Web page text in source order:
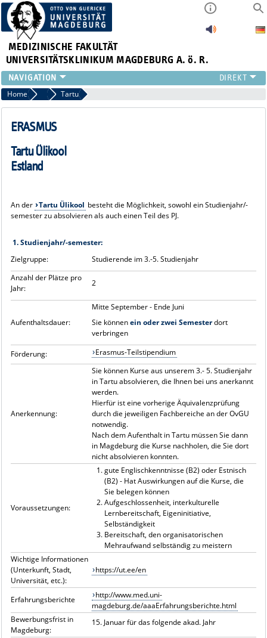
MEDIZINISCHE FAKULTÄT
UNIVERSITÄTSKLINIKUM MAGDEBURG A. ö. R.
INSTITUTE
KLINIKEN
ZENTRALE EINRICHTUNGEN
PRESSE
ÜBER UNS
Home Unsere Partneruniversitäten
Tartu
ERASMUS
Tartu Ülikool
Estland
An der Tartu Ülikool besteht die Möglichkeit, sowohl ein Studienjahr/-
semester zu absolvieren als auch einen Teil des PJ.
1. Studienjahr/-semester:
Zielgruppe:
Studierende im 3.-5. Studienjahr
Anzahl der Plätze pro
Jahr:
2
Aufenthaltsdauer:
Mitte September - Ende Juni
Sie könnenein oder zwei Semesterdort
verbringen
Förderung: Erasmus-Teilstipendium
Anerkennung:
Sie können Kurse aus unserem 3.- 5. Studienjahr
in Tartu absolvieren, die Ihnen bei uns anerkannt
werden.
Hierfür ist eine vorherige Äquivalenzprüfung
durch die jeweiligen Fachbereiche an der OvGU
notwendig.
Nach dem Aufenthalt in Tartu müssen Sie dann
in Magdeburg die Kurse nachholen, die Sie dort
nicht absolvieren konnten.
Voraussetzungen:
gute Englischkenntnisse (B2) oder Estnisch
(B2) - Hat Auswirkungen auf die Kurse, die
Sie belegen können
Aufgeschlossenheit, interkulturelle
Lernbereitschaft, Eigeninitiative,
Selbständigkeit
Bereitschaft, den organisatorischen
Mehraufwand selbständig zu meistern
Wichtige Informationen
(Unterkunft, Stadt,
Universität, etc.):
https://ut.ee/en
Erfahrungsberichte
http://www.med.uni-
magdeburg.de/aaaErfahrungsberichte.html
Bewerbungsfrist in
Magdeburg:
15. Januar für das folgende akad. Jahr